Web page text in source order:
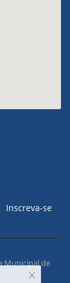
Inscreva-se
Municipal de